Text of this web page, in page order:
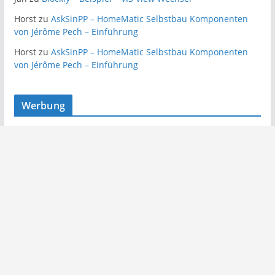
Horstzu AskSinPP – HomeMatic Selbstbau Komponenten
von Jérôme Pech – Einführung
Horstzu AskSinPP – HomeMatic Selbstbau Komponenten
von Jérôme Pech – Einführung
Werbung